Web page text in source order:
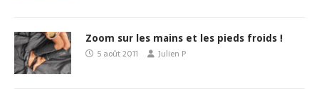
Zoom sur les mains et les pieds froids !
5 août 2011 Julien P